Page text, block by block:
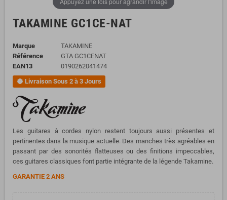
TAKAMINE GC1CE-NAT
Marque
TAKAMINE
Référence
GTA GC1CENAT
EAN13
0190262041474
new_releases Livraison Sous 2 à 3 Jours
Les guitares à cordes nylon restent toujours aussi présentes et
pertinentes dans la musique actuelle. Des manches très agréables en
passant par des sonorités flatteuses ou des finitions impeccables,
ces guitares classiques font partie intégrante de la légende Takamine.
GARANTIE 2 ANS